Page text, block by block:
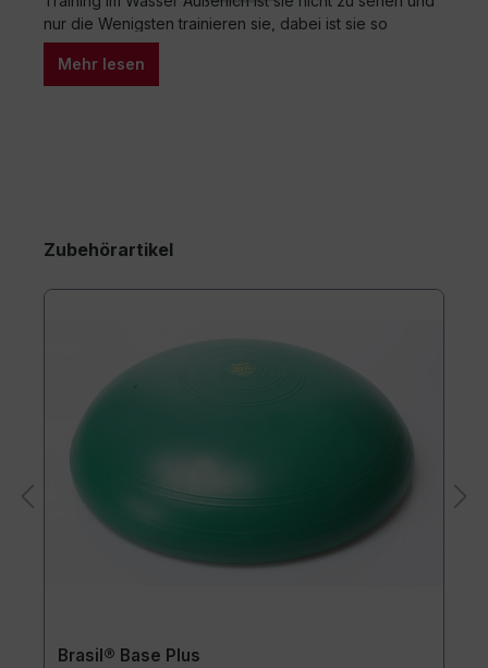
nur die Wenigsten trainieren sie, dabei ist sie so
wichtig: Unsere Tiefenmuskulatur. Ganz nach seinem
Motto „Gesund bewegen – mehr erleben“ möchte das
bayerische Familienunternehmen TOGU®, Spezialist für
Mehr lesen
Zubehörartikel
Brasil® Base Plus